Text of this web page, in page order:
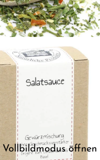
Vollbildmodus öffnen